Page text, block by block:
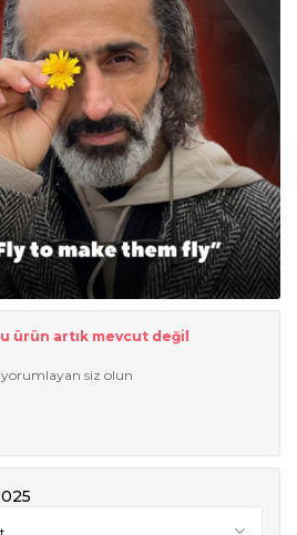
ürün artık mevcut değil
siz olun